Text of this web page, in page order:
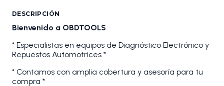
DESCRIPCIÓN
Bienvenido a OBDTOOLS
* Especialistas en equipos de Diagnóstico Electrónico y
Repuestos Automotrices *
* Contamos con amplia cobertura y asesoría para tu
compra *